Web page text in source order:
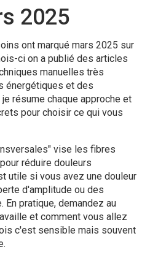
2025
ont marqué mars 2025 sur
ci on a publié des articles
manuelles très
énergétiques et des
résume chaque approche et
pour choisir ce qui vous
vise les fibres
réduire douleurs
utile si vous avez une douleur
d'amplitude ou des
pratique, demandez au
et comment vous allez
c'est sensible mais souvent